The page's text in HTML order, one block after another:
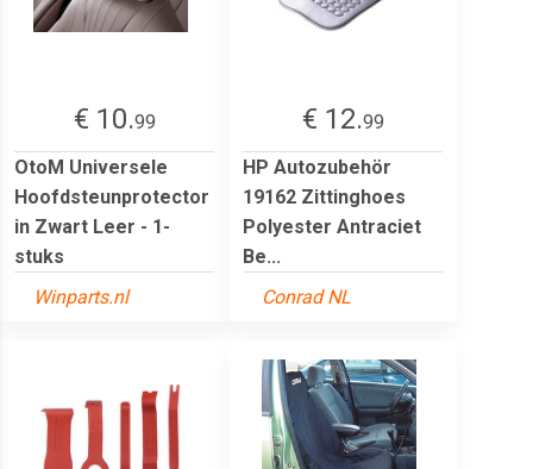
€ 10.99
OtoM Universele
Hoofdsteunprotector
in Zwart Leer - 1-
stuks
Winparts.nl
€ 12.99
HP Autozubehör
19162 Zittinghoes
Polyester Antraciet
Be...
Conrad NL